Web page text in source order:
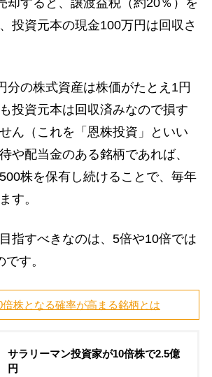
投資元本の現金100万円は回収さ
の株式資産は株価がたとえ1円
投資元本は回収済みなので損す
ん（これを「恩株投資」といい
や配当金のある銘柄であれば、
株を保有し続けることで、毎年
す。
指すべきなのは、5倍や10倍では
す。
株となる確率が高まる銘柄とは
サラリーマン投資家が10倍株で2.5億
円